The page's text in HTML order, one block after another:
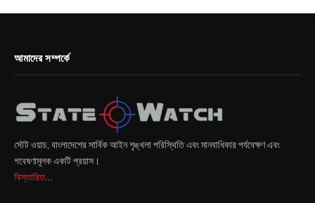
আমাদের সম্পর্কে
স্টেট ওয়াচ, বাংলাদেশের সার্বিক আইন শৃঙ্খলা পরিস্থিতি এবং মানবাধিকার পর্যবেক্ষণ এবং
গবেষণামূলক একটি প্রয়াস।
বিস্তারিত...